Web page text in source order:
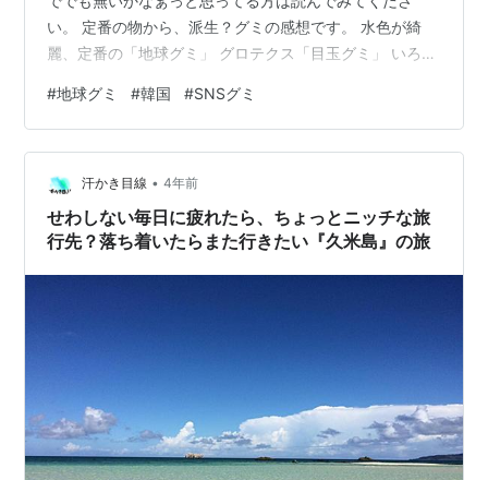
い。 定番の物から、派生？グミの感想です。 水色が綺
麗、定番の「地球グミ」 グロテクス「目玉グミ」 いろん
グミ」 可愛らしい「ピーチグミ」 夏にピッタリ？「スイ
カグミ」 ウルトラ急に硬い「ウルトラマングミ」 草の部
分のリアルに再現「ぶどうグミ」 ユーモアあふれる見た
目「哺乳瓶グミ」 まとめ 水色が綺麗、定番の「地球グ
ミ」 最初は衝撃的でしたね！売ってるのを発見した時も
食べた時も！ ぷにもち食感…
#地球グミ #韓国 #SNSグミ
汗かき目線 • 4年前
せわしない毎日に疲れたら、ちょっとニッチな旅
行先？落ち着いたらまた行きたい『久米島』の旅